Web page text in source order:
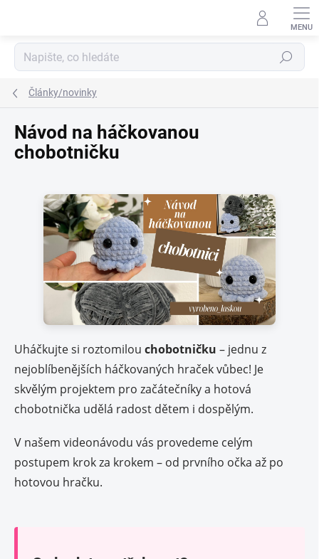
Hledat
Články/novinky
Návod na háčkovanou
chobotničku
Uháčkujte si roztomilou chobotničku – jednu z
nejoblíbenějších háčkovaných hraček vůbec! Je
skvělým projektem pro začátečníky a hotová
chobotnička udělá radost dětem i dospělým.
V našem videonávodu vás provedeme celým
postupem krok za krokem – od prvního očka až po
hotovou hračku.